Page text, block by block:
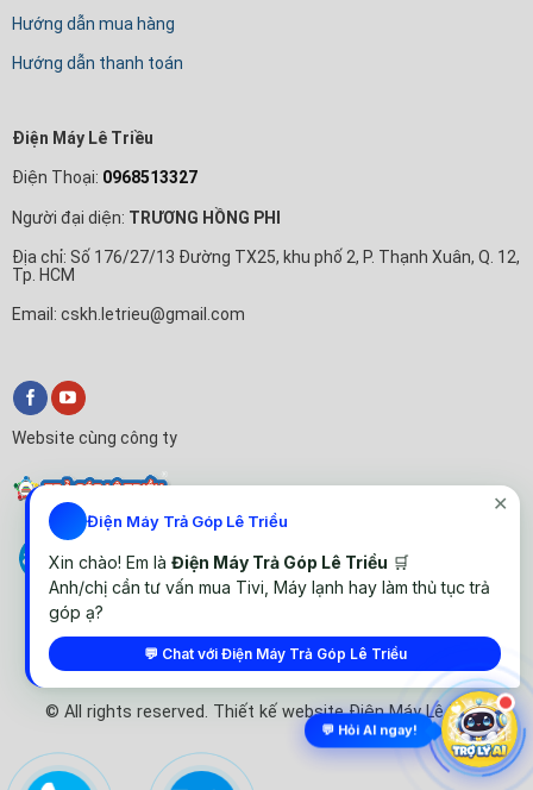
Hướng dẫn mua hàng
Hướng dẫn thanh toán
Điện Máy Lê Triều
Điện Thoại: 0968513327
Người đại diện: TRƯƠNG HỒNG PHI
Địa chỉ: Số 176/27/13 Đường TX25, khu phố 2, P. Thạnh Xuân, Q. 12,
Tp. HCM
Email: cskh.letrieu@gmail.com
Website cùng công ty
© All rights reserved. Thiết kế website Điện Máy Lê Triều
✕
Điện Máy Trả Góp Lê Triều
Xin chào! Em là Điện Máy Trả Góp Lê Triều 🛒
Anh/chị cần tư vấn mua Tivi, Máy lạnh hay làm thủ tục trả
góp ạ?
💬 Chat với Điện Máy Trả Góp Lê Triều
💬 Hỏi AI ngay!